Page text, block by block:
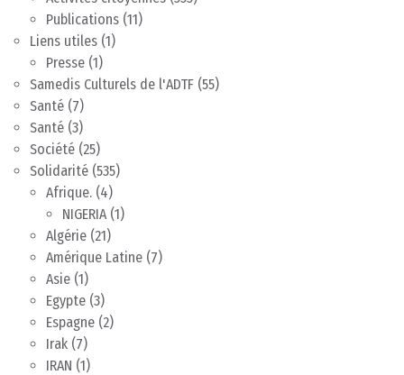
Publications (11)
Liens utiles (1)
Presse (1)
Samedis Culturels de l'ADTF (55)
Santé (7)
Santé (3)
Société (25)
Solidarité (535)
Afrique. (4)
NIGERIA(1)
Algérie (21)
Amérique Latine (7)
Asie (1)
Egypte (3)
Espagne (2)
Irak (7)
IRAN (1)